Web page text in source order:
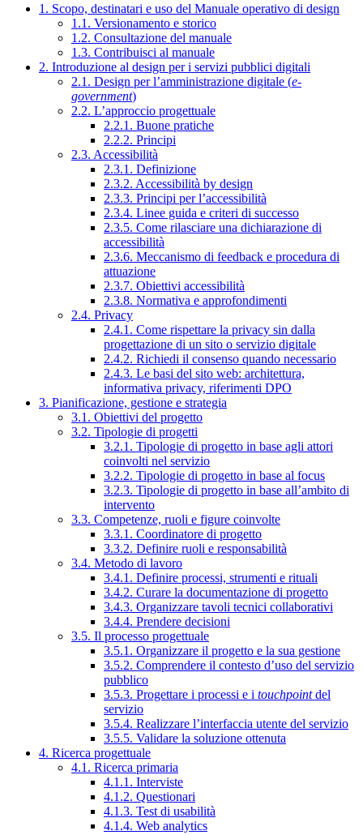
1. Scopo, destinatari e uso del Manuale operativo di design
1.1. Versionamento e storico
1.2. Consultazione del manuale
1.3. Contribuisci al manuale
2. Introduzione al design per i servizi pubblici digitali
2.1. Design per l’amministrazione digitale (e-
government)
2.2. L’approccio progettuale
2.2.1. Buone pratiche
2.2.2. Principi
2.3. Accessibilità
2.3.1. Definizione
2.3.2. Accessibilità by design
2.3.3. Principi per l’accessibilità
2.3.4. Linee guida e criteri di successo
2.3.5. Come rilasciare una dichiarazione di
accessibilità
2.3.6. Meccanismo di feedback e procedura di
attuazione
2.3.7. Obiettivi accessibilità
2.3.8. Normativa e approfondimenti
2.4. Privacy
2.4.1. Come rispettare la privacy sin dalla
progettazione di un sito o servizio digitale
2.4.2. Richiedi il consenso quando necessario
2.4.3. Le basi del sito web: architettura,
informativa privacy, riferimenti DPO
3. Pianificazione, gestione e strategia
3.1. Obiettivi del progetto
3.2. Tipologie di progetti
3.2.1. Tipologie di progetto in base agli attori
coinvolti nel servizio
3.2.2. Tipologie di progetto in base al focus
3.2.3. Tipologie di progetto in base all’ambito di
intervento
3.3. Competenze, ruoli e figure coinvolte
3.3.1. Coordinatore di progetto
3.3.2. Definire ruoli e responsabilità
3.4. Metodo di lavoro
3.4.1. Definire processi, strumenti e rituali
3.4.2. Curare la documentazione di progetto
3.4.3. Organizzare tavoli tecnici collaborativi
3.4.4. Prendere decisioni
3.5. Il processo progettuale
3.5.1. Organizzare il progetto e la sua gestione
3.5.2. Comprendere il contesto d’uso del servizio
pubblico
3.5.3. Progettare i processi e i touchpointdel
servizio
3.5.4. Realizzare l’interfaccia utente del servizio
3.5.5. Validare la soluzione ottenuta
4. Ricerca progettuale
4.1. Ricerca primaria
4.1.1. Interviste
4.1.2. Questionari
4.1.3. Test di usabilità
4.1.4. Web analytics